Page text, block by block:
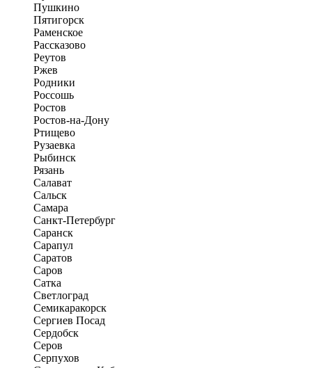
Пушкино
Пятигорск
Раменское
Рассказово
Реутов
Ржев
Родники
Россошь
Ростов
Ростов-на-Дону
Ртищево
Рузаевка
Рыбинск
Рязань
Салават
Сальск
Самара
Санкт-Петербург
Саранск
Сарапул
Саратов
Саров
Сатка
Светлоград
Семикаракорск
Сергиев Посад
Сердобск
Серов
Серпухов